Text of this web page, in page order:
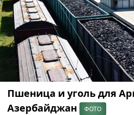
Пшеница и уголь для
Азербайджан
ФОТО